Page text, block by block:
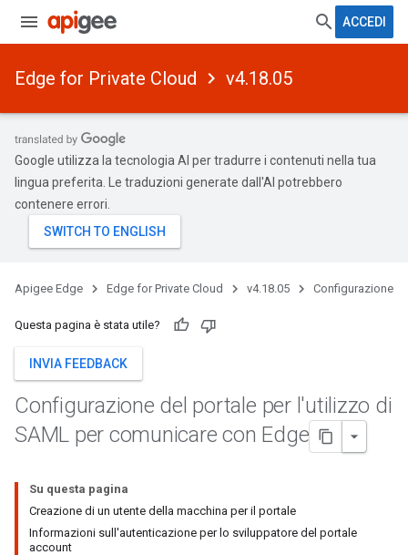
ACCEDI
Edge for Private Cloud v4.18.05
Google utilizza la tecnologia AI per tradurre i contenuti nella tua
lingua preferita. Le traduzioni generate dall'AI potrebbero
contenere errori.
Apigee Edge Edge for Private Cloud v4.18.05 Configurazione
Questa pagina è stata utile?
INVIA FEEDBACK
Configurazione del portale per l'utilizzo di
SAML per comunicare con Edge
Su questa pagina
Creazione di un utente della macchina per il portale
Informazioni sull'autenticazione per lo sviluppatore del portale
account